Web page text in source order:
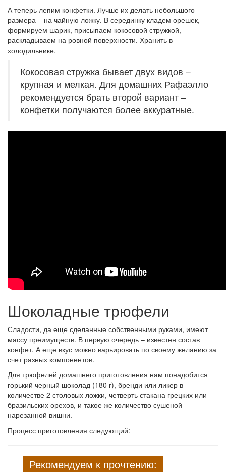
А теперь лепим конфетки. Лучше их делать небольшого
размера – на чайную ложку. В серединку кладем орешек,
формируем шарик, присыпаем кокосовой стружкой,
раскладываем на ровной поверхности. Хранить в
холодильнике.
Кокосовая стружка бывает двух видов –
крупная и мелкая. Для домашних Рафаэлло
рекомендуется брать второй вариант –
конфетки получаются более аккуратные.
Шоколадные трюфели
Сладости, да еще сделанные собственными руками, имеют
массу преимуществ. В первую очередь – известен состав
конфет. А еще вкус можно варьировать по своему желанию за
счет разных компонентов.
Для трюфелей домашнего приготовления нам понадобится
горький черный шоколад (180 г), бренди или ликер в
количестве 2 столовых ложки, четверть стакана грецких или
бразильских орехов, и такое же количество сушеной
нарезанной вишни.
Процесс приготовления следующий:
Рекомендуем к прочтению: